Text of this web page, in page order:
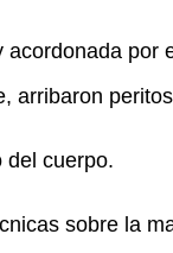
acordonada
arribaron
del cuerpo.
sobre la